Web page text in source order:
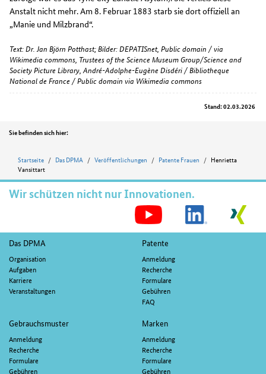
Anstalt nicht mehr. Am 8. Februar 1883 starb sie dort offiziell an
„Manie und Milzbrand“.
Text: Dr. Jan Björn Potthast; Bilder: DEPATISnet, Public domain / via
Wikimedia commons, Trustees of the Science Museum Group/Science and
Society Picture Library, André-Adolphe-Eugène Disdéri / Bibliotheque
National de France / Public domain via Wikimedia commons
Stand: 02.03.2026
Position
Sie befinden sich hier:
Startseite Das DPMA Veröffentlichungen Patente Frauen
Henrietta
Vansittart
Wir schützen nicht nur Innovationen.
Fußnavigation
Das DPMA
Organisation
Aufgaben
Karriere
Veranstaltungen
Patente
Anmeldung
Recherche
Formulare
Gebühren
FAQ
Gebrauchsmuster
Anmeldung
Recherche
Formulare
Gebühren
Marken
Anmeldung
Recherche
Formulare
Gebühren